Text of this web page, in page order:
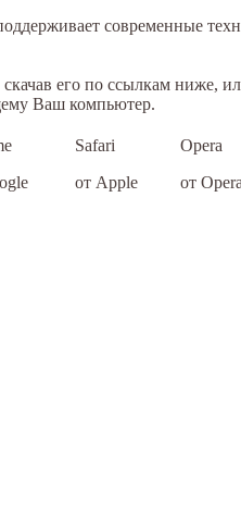
современные
его по ссылкам ниже,
Ваш компьютер.
Safari
от Apple
Opera
от